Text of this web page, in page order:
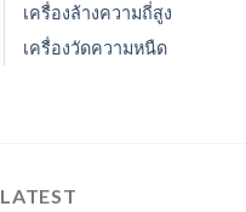
เครื่องล้างความถี่สูง
เครื่องวัดความหนืด
LATEST